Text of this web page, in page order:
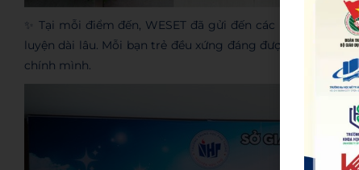
✨ Tại mỗi điểm đến, WESET đã gửi đến các bạn học
luyện dài lâu. Mỗi bạn trẻ đều xứng đáng được tiếp
chính mình.